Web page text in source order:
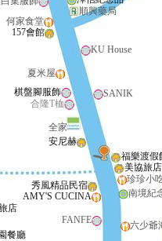
順興藥局
157會館
棋盤腳服飾
合隆T桖
全家
AMY'S CUCINA
秀風精品民宿
SANIK
福樂渡假
美協旅店
珍珍小
六少爺
FANFE
何家食堂
KU House
南境紀
餐廳
安尼赫
夏米屋
店